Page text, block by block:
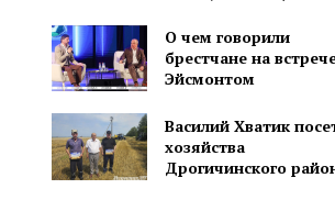
О чем говорили
брестчане на
Эйсмонтом
Василий Хватик
хозяйства
Дрогичинского